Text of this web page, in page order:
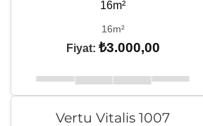
16m²
Fiyat: ₺3.000,00
Vertu Vitalis 1007